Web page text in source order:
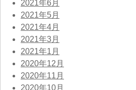
2021年6月
2021年5月
2021年4月
2021年3月
2021年1月
2020年12月
2020年11月
2020年10月